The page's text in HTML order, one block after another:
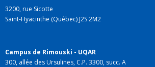
3200, rue Sicotte
Saint-Hyacinthe (Québec) J2S 2M2
Campus de Rimouski - UQAR
300, allée des Ursulines, C.P. 3300, succ. A